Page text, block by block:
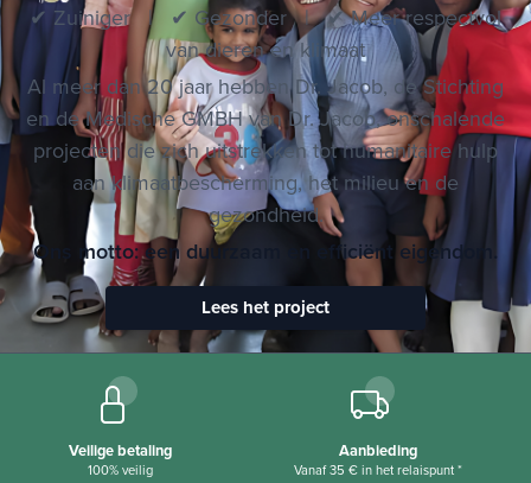
✔ Zuiniger | ✔ Gezonder | ✔ Meer respectvol
van dieren en klimaat
Al meer dan 20 jaar hebben Dr. Jacob, de Stichting
en de Medische GMBH van Dr. Jacob, onschalende
projecten die zich uitstrekken tot humanitaire hulp
aan klimaatbescherming, het milieu en de
gezondheid.
Ons motto: een duurzaam en efficiënt eigendom.
Lees het project
Veilige betaling
100% veilig
Aanbieding
Vanaf 35 € in het relaispunt *